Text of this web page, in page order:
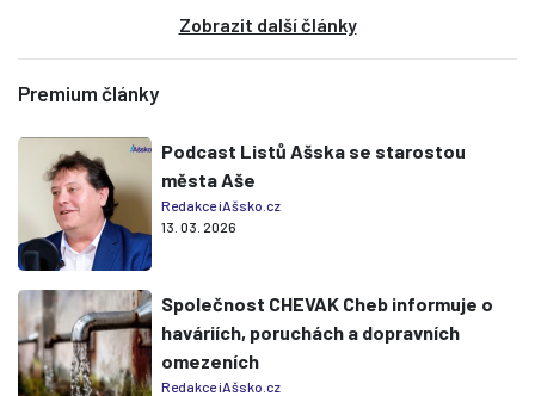
Zobrazit další články
Premium články
Podcast Listů Ašska se starostou
města Aše
Redakce iAšsko.cz
13. 03. 2026
Společnost CHEVAK Cheb informuje o
haváriích, poruchách a dopravních
omezeních
Redakce iAšsko.cz